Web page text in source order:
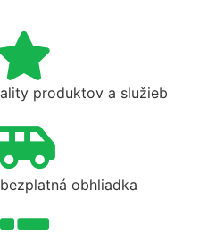
produktov a služieb
obhliadka